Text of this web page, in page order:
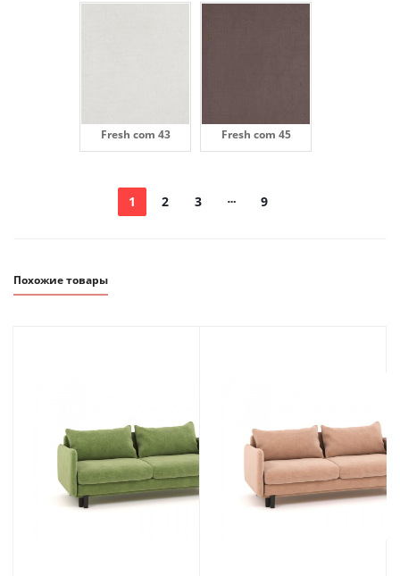
Fresh com 43 Fresh com 45
1 2 3 9
Похожие товары